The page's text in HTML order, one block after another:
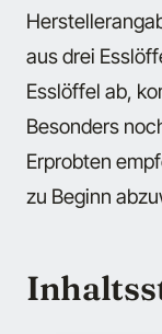
aus drei
Esslöffel ab,
Besonders
Erprobten
zu Beginn